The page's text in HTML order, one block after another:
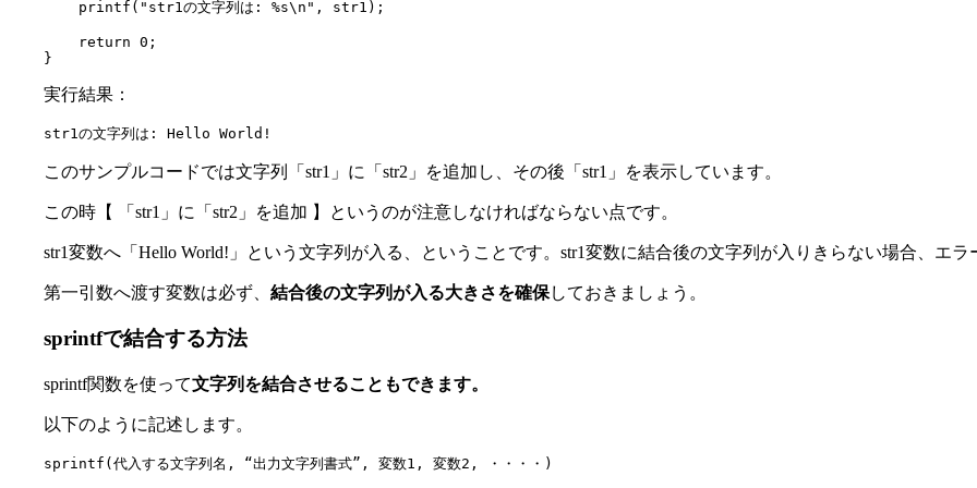
    printf("str1の文字列は: %s\n", str1);
    return 0;
}
実行結果：
str1の文字列は: Hello World!
このサンプルコードでは文字列「str1」に「str2」を追加し、その後「str1」を表示しています。
この時【 「str1」に「str2」を追加 】というのが注意しなければならない点です。
str1変数へ「Hello World!」という文字列が入る、ということです。str1変数に結合後の文字列が入りきらない場合、エ
第一引数へ渡す変数は必ず、 結合後の文字列が入る大きさを確保しておきましょう。
sprintfで結合する方法
sprintf関数を使って文字列を結合させることもできます。
以下のように記述します。
sprintf(代入する文字列名, “出力文字列書式”, 変数1, 変数2, ・・・・)